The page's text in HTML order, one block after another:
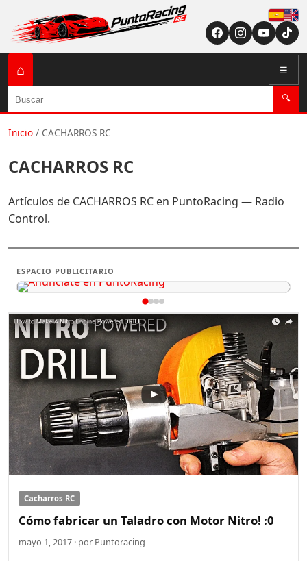
English (US /
⌂ ☰
Buscar 🔍
Inicio / CACHARROS RC
CACHARROS RC
Artículos de CACHARROS RC en PuntoRacing — Radio
Control.
ESPACIO PUBLICITARIO
Cacharros RC
Cómo fabricar un Taladro con Motor Nitro! :0
mayo 1, 2017 · por Puntoracing